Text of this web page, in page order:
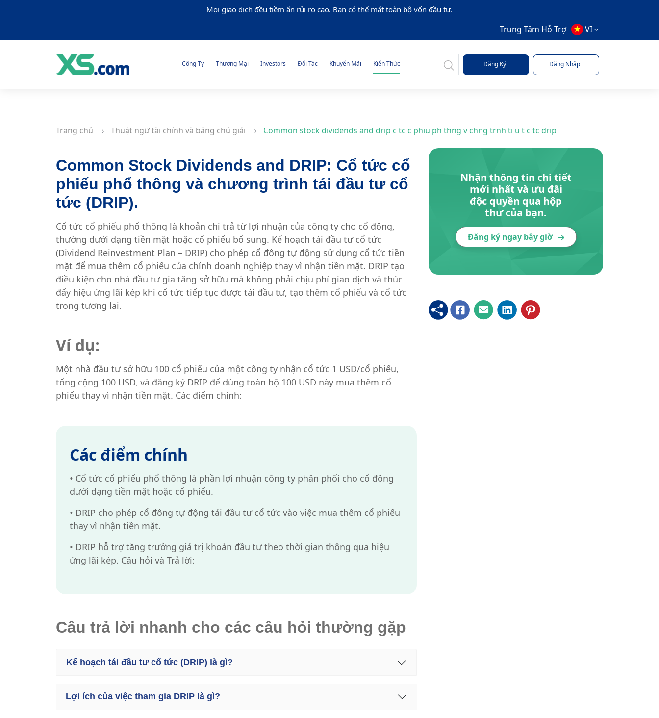
Mọi giao dịch đều tiềm ẩn rủi ro cao. Bạn có thể mất toàn bộ vốn đầu tư.
Trung Tâm Hỗ Trợ VI
Công Ty Thương Mại Investors Đối Tác Khuyến Mãi Kiến Thức Đăng Ký Đăng Nhập
Trang chủ Thuật ngữ tài chính và bảng chú giải Common stock dividends and drip c tc c phiu ph thng v chng trnh ti u t c tc drip
Common Stock Dividends and DRIP: Cổ tức cổ
phiếu phổ thông và chương trình tái đầu tư cổ
tức (DRIP).
Cổ tức cổ phiếu phổ thông là khoản chi trả từ lợi nhuận của công ty cho cổ đông,
thường dưới dạng tiền mặt hoặc cổ phiếu bổ sung. Kế hoạch tái đầu tư cổ tức
(Dividend Reinvestment Plan – DRIP) cho phép cổ đông tự động sử dụng cổ tức tiền
mặt để mua thêm cổ phiếu của chính doanh nghiệp thay vì nhận tiền mặt. DRIP tạo
điều kiện cho nhà đầu tư gia tăng sở hữu mà không phải chịu phí giao dịch và thúc
đẩy hiệu ứng lãi kép khi cổ tức tiếp tục được tái đầu tư, tạo thêm cổ phiếu và cổ tức
trong tương lai.
Ví dụ:
Một nhà đầu tư sở hữu 100 cổ phiếu của một công ty nhận cổ tức 1 USD/cổ phiếu,
tổng cộng 100 USD, và đăng ký DRIP để dùng toàn bộ 100 USD này mua thêm cổ
phiếu thay vì nhận tiền mặt. Các điểm chính:
Các điểm chính
• Cổ tức cổ phiếu phổ thông là phần lợi nhuận công ty phân phối cho cổ đông
dưới dạng tiền mặt hoặc cổ phiếu.
• DRIP cho phép cổ đông tự động tái đầu tư cổ tức vào việc mua thêm cổ phiếu
thay vì nhận tiền mặt.
• DRIP hỗ trợ tăng trưởng giá trị khoản đầu tư theo thời gian thông qua hiệu
ứng lãi kép. Câu hỏi và Trả lời:
Câu trả lời nhanh cho các câu hỏi thường gặp
Kế hoạch tái đầu tư cổ tức (DRIP) là gì?
Lợi ích của việc tham gia DRIP là gì?
Nhận thông tin chi tiết
mới nhất và ưu đãi
độc quyền qua hộp
thư của bạn.
Đăng ký ngay bây giờ